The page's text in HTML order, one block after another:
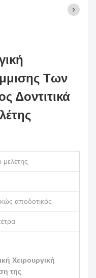
Των
Δοντιτικά
αποδοτικός
Χειρουργική
της